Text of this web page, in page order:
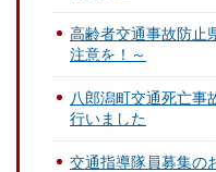
高齢者交通事故防
注意を！～
八郎潟町交通死亡事
行いました
交通指導隊員募集の